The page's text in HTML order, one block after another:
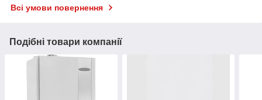
Всі умови повернення
Подібні товари компанії